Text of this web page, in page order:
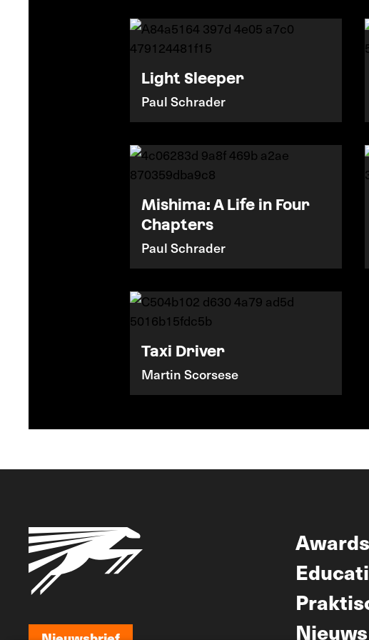
Light Sleeper
Paul Schrader
Mishima: A Life in Four
Chapters
Paul Schrader
Taxi Driver
Martin Scorsese
Awards
Nieuws